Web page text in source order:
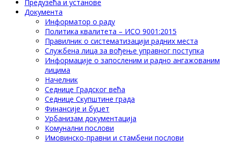
Предузећа и установе
Документа
Информатор о раду
Политика квалитета – ИСО 9001:2015
Правилник о систематизацији радних места
Службена лица за вођење управног поступка
Информације о запосленим и радно ангажованим
лицима
Начелник
Седнице Градског већа
Седнице Скупштине града
Финансије и буџет
Урбанизам документација
Комунални послови
Имовинско-правни и стамбени послови